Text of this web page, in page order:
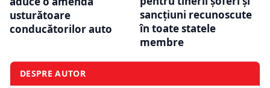
usturătoare
conducătorilor auto
sancțiuni recunoscute
în toate statele
membre
DESPRE AUTOR